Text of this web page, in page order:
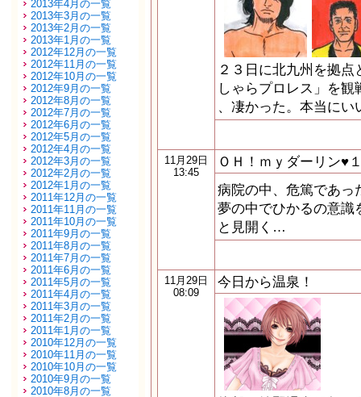
2013年4月の一覧
2013年3月の一覧
2013年2月の一覧
2013年1月の一覧
2012年12月の一覧
2012年11月の一覧
2012年10月の一覧
2012年9月の一覧
2012年8月の一覧
2012年7月の一覧
2012年6月の一覧
2012年5月の一覧
2012年4月の一覧
2012年3月の一覧
2012年2月の一覧
2012年1月の一覧
2011年12月の一覧
2011年11月の一覧
2011年10月の一覧
2011年9月の一覧
2011年8月の一覧
2011年7月の一覧
2011年6月の一覧
2011年5月の一覧
2011年4月の一覧
2011年3月の一覧
2011年2月の一覧
2011年1月の一覧
2010年12月の一覧
2010年11月の一覧
2010年10月の一覧
2010年9月の一覧
2010年8月の一覧
２３日に北九州を拠
しゃらプロレス」を
、凄かった。本当に
11月29日
13:45
ＯＨ！ｍｙダーリン♥
病院の中、危篤であっ
夢の中でひかるの意識
と見開く…
11月29日
08:09
今日から温泉！